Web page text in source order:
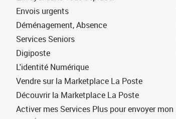
Envois urgents
Déménagement, Absence
Services Seniors
Digiposte
L'identité Numérique
Vendre sur la Marketplace La Poste
Découvrir la Marketplace La Poste
Activer mes Services Plus pour envoyer mon